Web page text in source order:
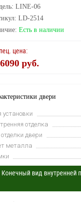
LINE-06
LD-2514
Есть в наличии
цена:
руб.
двери
установки
отделка
отделки двери
металла
Конечный вид внутренней